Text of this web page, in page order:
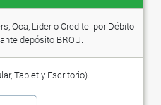
Oca, Lider o Creditel por Débito
depósito BROU.
Tablet y Escritorio).